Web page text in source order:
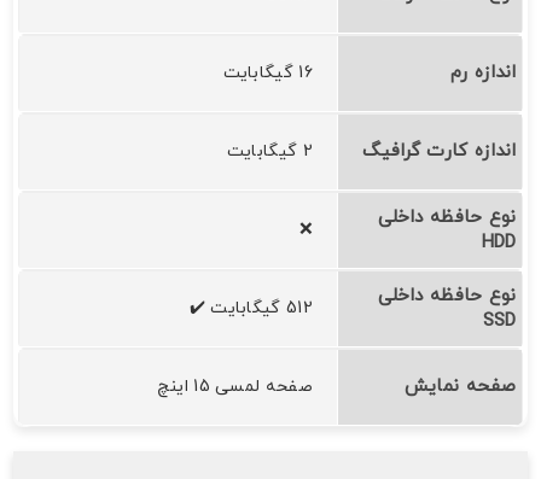
اندازه رم 16 گیگابایت
اندازه کارت گرافیگ 2 گیگابایت
نوع حافظه داخلی
HDD
❌
نوع حافظه داخلی
SSD
512 گیگابایت ✔️
صفحه نمایش صفحه لمسی 15 اینچ